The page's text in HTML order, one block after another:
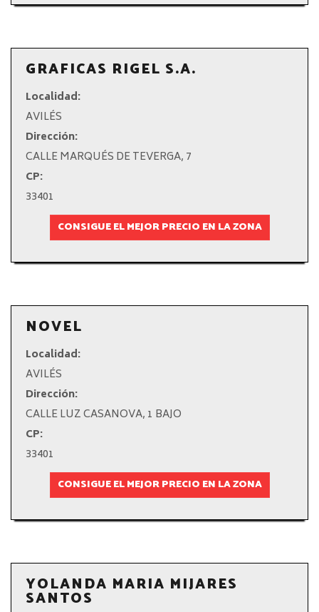
GRAFICAS RIGEL S.A.
Localidad:
AVILÉS
Dirección:
CALLE MARQUÉS DE TEVERGA, 7
CP:
33401
CONSIGUE EL MEJOR PRECIO EN LA ZONA
NOVEL
Localidad:
AVILÉS
Dirección:
CALLE LUZ CASANOVA, 1 BAJO
CP:
33401
CONSIGUE EL MEJOR PRECIO EN LA ZONA
YOLANDA MARIA MIJARES
SANTOS